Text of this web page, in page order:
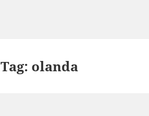
Tag: olanda